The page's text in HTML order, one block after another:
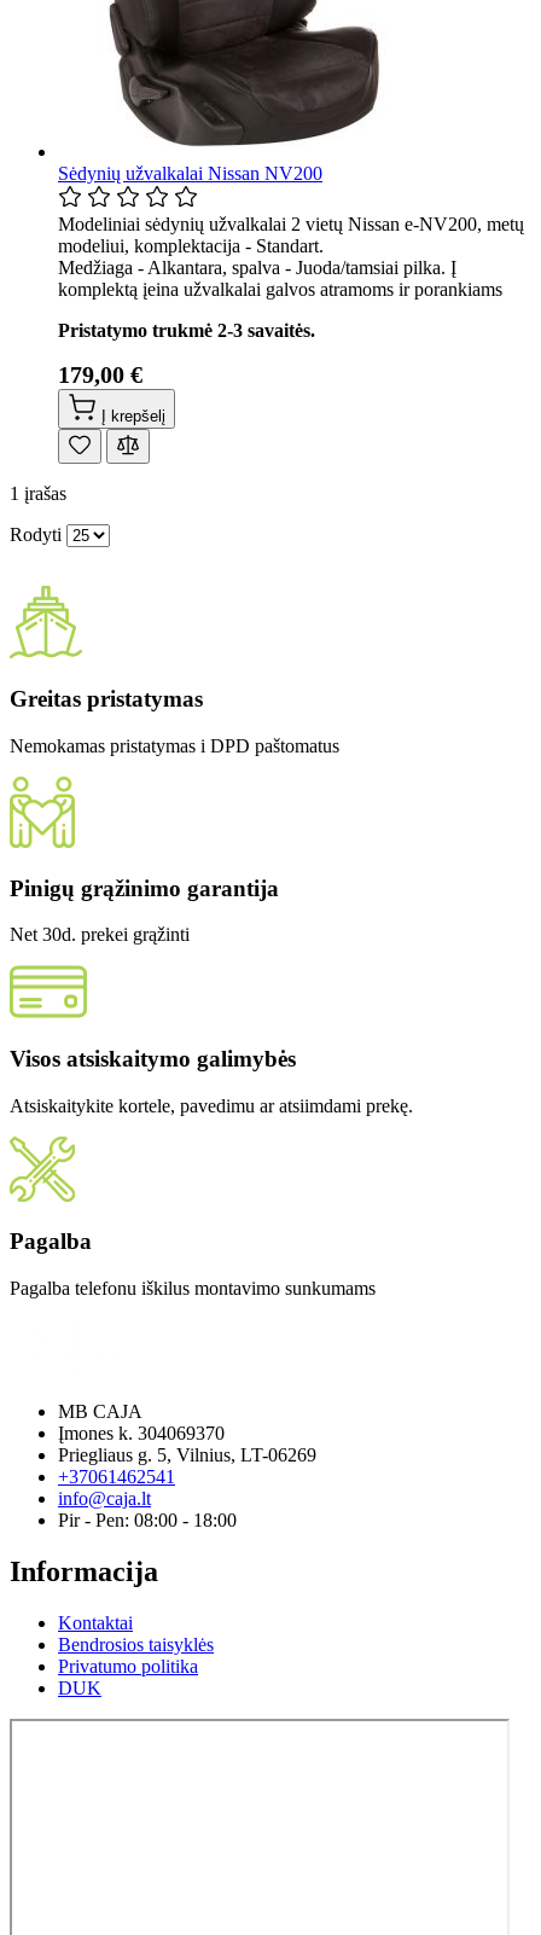
Sėdynių užvalkalai Nissan NV200
Modeliniai sėdynių užvalkalai 2 vietų Nissan e-NV200, metų
modeliui, komplektacija - Standart.
Medžiaga - Alkantara, spalva - Juoda/tamsiai pilka. Į
komplektą įeina užvalkalai galvos atramoms ir porankiams
Pristatymo trukmė 2-3 savaitės.
179,00 €
Į krepšelį
1 įrašas
Rodyti
Greitas pristatymas
Nemokamas pristatymas i DPD paštomatus
Pinigų grąžinimo garantija
Net 30d. prekei grąžinti
Visos atsiskaitymo galimybės
Atsiskaitykite kortele, pavedimu ar atsiimdami prekę.
Pagalba
Pagalba telefonu iškilus montavimo sunkumams
MB CAJA
Įmones k. 304069370
Priegliaus g. 5, Vilnius, LT-06269
+37061462541
info@caja.lt
Pir - Pen: 08:00 - 18:00
Informacija
Kontaktai
Bendrosios taisyklės
Privatumo politika
DUK